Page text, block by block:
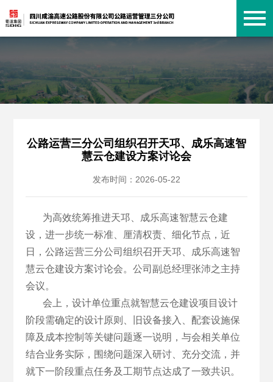
公路运营三分公司组织召开天邛、成乐高速智
慧云仓建设方案讨论会
发布时间：2026-05-22
为高效统筹推进天邛、成乐高速智慧云仓建
设，进一步统一标准、厘清权责、细化节点，近
日，公路运营三分公司组织召开天邛、成乐高速智
慧云仓建设方案讨论会。公司副总经理张沛之主持
会议。
会上，设计单位重点就智慧云仓建设项目设计
阶段需确定的设计原则、旧设备接入、配套设施保
障及成本控制等关键问题逐一说明，与会相关单位
结合业务实际，围绕问题深入研讨、充分交流，并
就下一阶段重点任务及工期节点达成了一致共识。